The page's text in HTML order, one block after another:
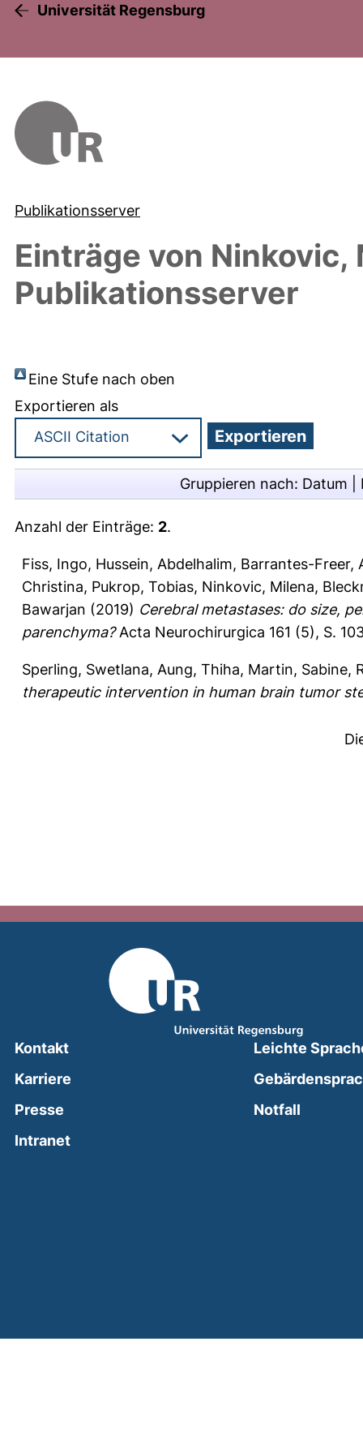
Universität Regensburg
Publikationsserver
Einträge von Ninkovic,
Publikationsserver
Eine Stufe nach oben
Exportieren als
Gruppieren nach: Datum
Anzahl der Einträge: 2.
Fiss, Ingo, Hussein, Abdelhalim, Barrantes-Freer,
Christina, Pukrop, Tobias, Ninkovic, Milena,
Bawarjan (2019) Cerebral metastases: do size,
parenchyma?Acta Neurochirurgica 161 (5), S.
Sperling, Swetlana, Aung, Thiha, Martin, Sabine,
therapeutic intervention in human brain tumor
Kontakt
Karriere
Presse
Intranet(external link, opens in a new window)
Leichte
Notfall